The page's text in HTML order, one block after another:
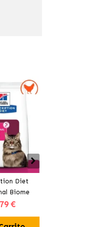
Diet
Biome
con Pollo
€